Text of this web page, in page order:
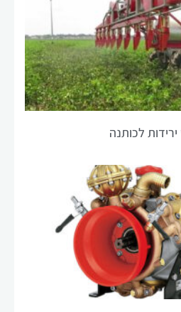
לכותנה
תיעלם מהאתר.
שיווק
על ידי
שיתוף
תחומי
וההתנהגות
ביקורך
באתר
שלנו, אתה
מגדיל את
הסיכוי
לראות
תוכן
והצעות
מותאמות
אישית.